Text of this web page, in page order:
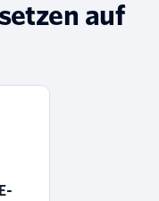
auf